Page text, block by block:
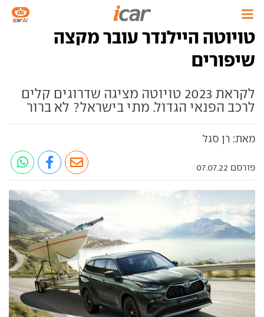
טויוטה היילנדר עובר מקצה
שיפורים
לקראת 2023 טויוטה מציגה שדרוגים קלים
לרכב הפנאי הגדול. מתי בישראל? לא ברור
מאת: רן סגל
פורסם 07.07.22